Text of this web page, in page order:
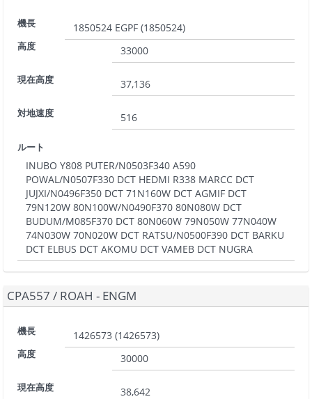
機長 1850524 EGPF(1850524)
高度 33000
現在高度 37,136
対地速度 516
ルート
INUBO Y808 PUTER/N0503F340 A590
POWAL/N0507F330 DCT HEDMI R338 MARCC DCT
JUJXI/N0496F350 DCT 71N160W DCT AGMIF DCT
79N120W 80N100W/N0490F370 80N080W DCT
BUDUM/M085F370 DCT 80N060W 79N050W 77N040W
74N030W 70N020W DCT RATSU/N0500F390 DCT BARKU
DCT ELBUS DCT AKOMU DCT VAMEB DCT NUGRA
CPA557 / ROAH - ENGM
機長 1426573 (1426573)
高度 30000
現在高度 38,642